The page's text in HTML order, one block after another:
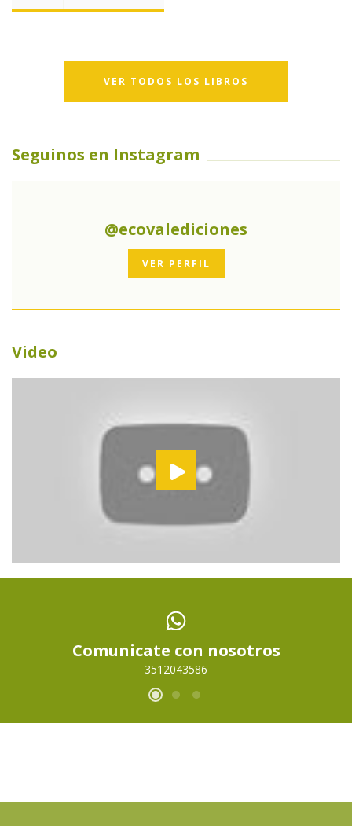
VER TODOS LOS LIBROS
Seguinos en Instagram
@ecovalediciones
VER PERFIL
Video
Comunicate con nosotros
3512043586